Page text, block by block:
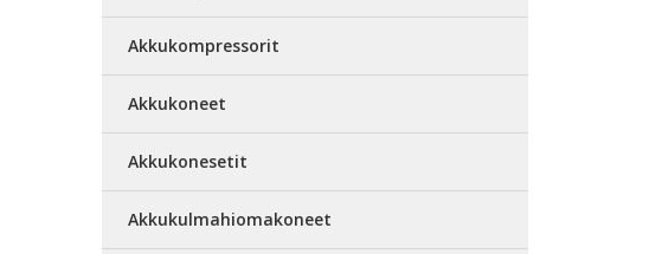
Akkukompressorit
Akkukoneet
Akkukonesetit
Akkukulmahiomakoneet